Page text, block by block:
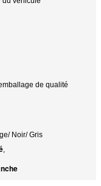
de qualité
Noir/ Gris
,